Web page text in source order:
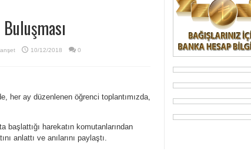
10/12/2018
0
her ay düzenlenen öğrenci toplantımızda,
başlattığı harekatın komutanlarından
anlattı ve anılarını paylaştı.